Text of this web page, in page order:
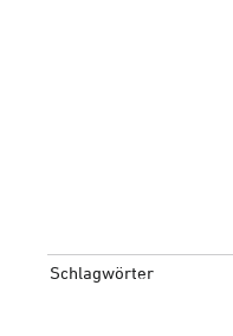
Schlagwörter